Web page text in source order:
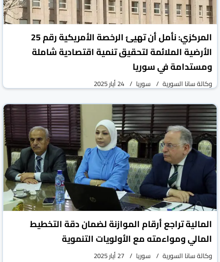
المركزي: نأمل أن تهيئ الرخصة الأمريكية رقم 25
الأرضية الملائمة لتحقيق تنمية اقتصادية شاملة
ومستدامة في سوريا
وكالة سانا السورية سوريا 24 أيار 2025
المالية تراجع أرقام الموازنة لضمان دقة التخطيط
المالي ومواءمته مع الأولويات التنموية
وكالة سانا السورية سوريا 27 أيار 2025